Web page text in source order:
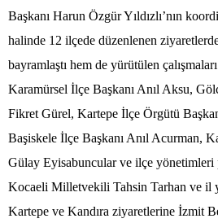
Başkanı Harun Özgür Yıldızlı’nın
halinde 12 ilçede düzenlenen
bayramlaştı hem de yürütülen
Karamürsel İlçe Başkanı Anıl Aksu,
Fikret Gürel, Kartepe İlçe Örgütü
Başiskele İlçe Başkanı Anıl Acurman,
Gülay Eyisabuncular ve ilçe
Kocaeli Milletvekili Tahsin Tarhan ve il
Kartepe ve Kandıra ziyaretlerine İzmit